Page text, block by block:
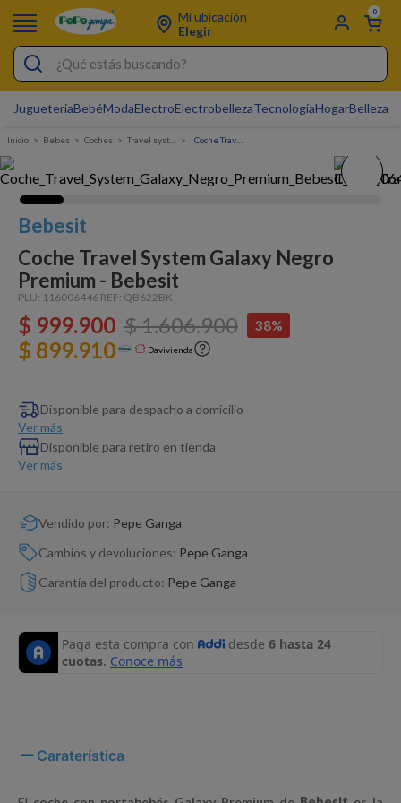
Mi ubicación
Elegir
0
¿Qué estás buscando?
JugueteriaBebéModaElectroElectrobellezaTecnologíaHogarBelleza
Bebes Coches Travel system
Bebesit
Coche Travel System Galaxy Negro
Premium - Bebesit
PLU: 116006446 REF: QB622BK
$ 999.900 $1.606.900 38%
$ 899.910 Davivienda
Disponible para despacho a domicilio
Ver más
Disponible para retiro en tienda
Ver más
Vendido por: Pepe Ganga
Cambios y devoluciones: Pepe Ganga
Garantía del producto: Pepe Ganga
Caraterística
Electro
Figuras Toy Story
Carters
Silla Mecedora Bebé
Bebes
Cuna Colecho
Dinosaurio Juguete